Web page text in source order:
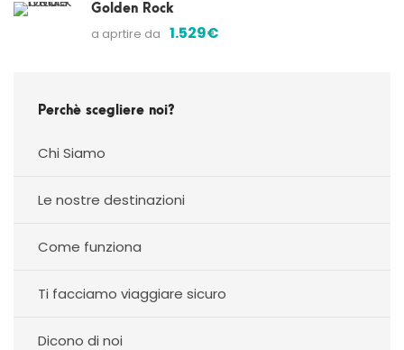
Golden Rock
a aprtire da 1.529€
Perchè scegliere noi?
Chi Siamo
Le nostre destinazioni
Come funziona
Ti facciamo viaggiare sicuro
Dicono di noi